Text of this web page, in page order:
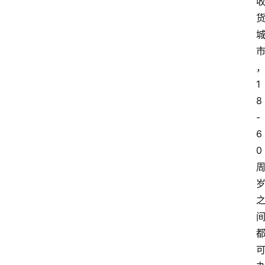
货
城
市
，
1
8
-
6
0
周
岁
之
间
都
可